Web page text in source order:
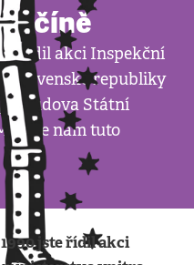
řídil akci Inspekční
Slovenské republiky
budova Státní
nám tuto
jste řídil akci